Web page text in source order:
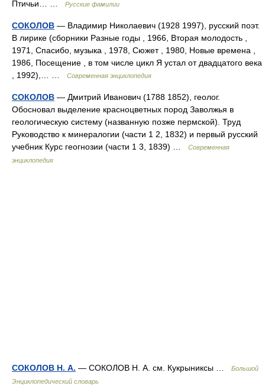
Птичьи… … Русские фамилии
СОКОЛОВ — Владимир Николаевич (1928 1997), русский поэт.
В лирике (сборники Разные годы , 1966, Вторая молодость ,
1971, Спасибо, музыка , 1978, Сюжет , 1980, Новые времена ,
1986, Посещение , в том числе цикл Я устал от двадцатого века
, 1992),… …
Современная энциклопедия
СОКОЛОВ — Дмитрий Иванович (1788 1852), геолог.
Обосновал выделение красноцветных пород Заволжья в
геологическую систему (названную позже пермской). Труд
Руководство к минералогии (части 1 2, 1832) и первый русский
учебник Курс геогнозии (части 1 3, 1839) …
Современная
энциклопедия
СОКОЛОВ Н. А. — СОКОЛОВ Н. А. см. Кукрыниксы …
Большой
Энциклопедический словарь